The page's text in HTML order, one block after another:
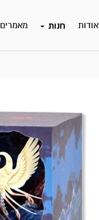
אודות חנות מאמרים